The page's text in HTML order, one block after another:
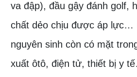
va đập), đầu gậy đánh golf,
chất dẻo chịu được áp lực…
nguyên sinh còn có mặt
xuất ôtô, điện tử, thiết bị y